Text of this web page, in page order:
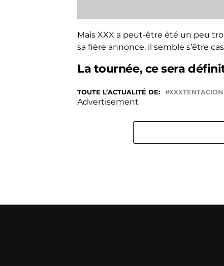
Mais XXX a peut-être été un peu
sa fière annonce, il semble s’être
La tournée, ce sera
TOUTE L’ACTUALITÉ DE: XXXTENTACION
Advertisement